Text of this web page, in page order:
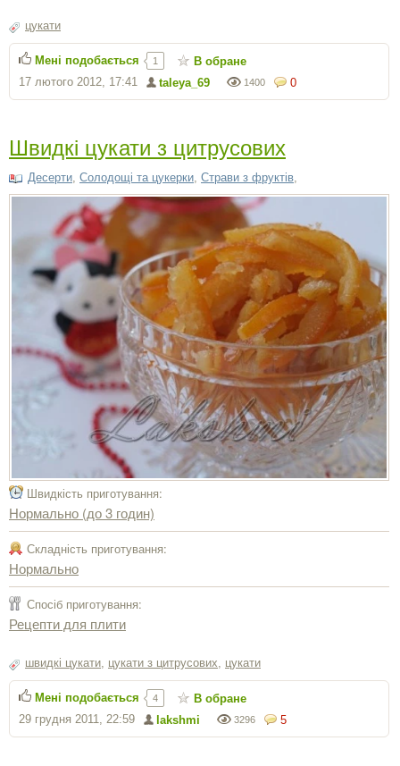
цукати
0
1400
taleya_69
17 лютого 2012, 17:41
Мені подобається 1 В обране
Швидкі цукати з цитрусових
Десерти Солодощі та цукерки Страви з фруктів
Швидкість приготування:
Нормально (до 3 годин)
Складність приготування:
Нормально
Спосіб приготування:
Рецепти для плити
швидкі цукати цукати з цитрусових цукати
5
3296
lakshmi
29 грудня 2011, 22:59
Мені подобається 4 В обране